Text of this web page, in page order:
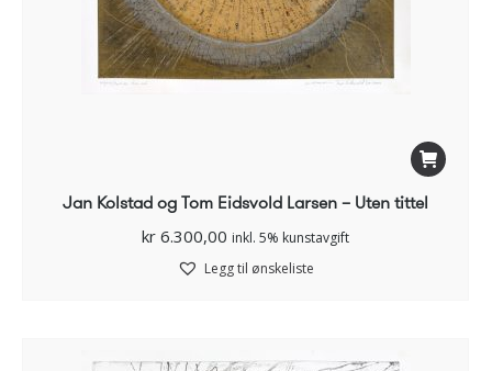
Jan Kolstad og Tom Eidsvold Larsen – Uten tittel
kr 6.300,00 inkl. 5% kunstavgift
Legg til ønskeliste